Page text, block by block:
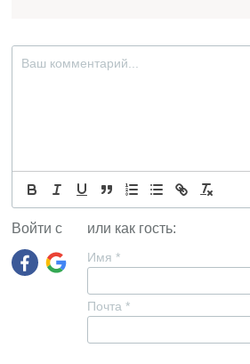
Войти с или как гость:
Имя *
Почта *